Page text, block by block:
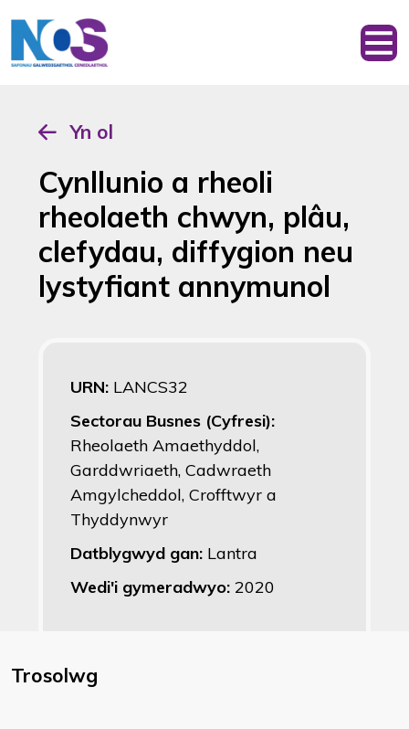
Yn ol
Cynllunio a rheoli
rheolaeth chwyn, plâu,
clefydau, diffygion neu
lystyfiant annymunol
URN: LANCS32
Sectorau Busnes (Cyfresi):
Rheolaeth Amaethyddol,
Garddwriaeth, Cadwraeth
Amgylcheddol, Crofftwyr a
Thyddynwyr
Datblygwyd gan: Lantra
Wedi'i gymeradwyo: 2020
Trosolwg